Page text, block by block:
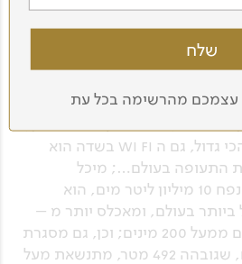
הבניין הגבוה בעולם הוא
הוא הגדול ביותר בעולם,
ולא רק שזה הטרמינל הכי גדול, גם ה wi fi בשדה הוא
התעופה בעולם…; מיכל
האקווריום של דובאי, בנפח 10 מיליון ליטר מים, הוא
ביותר בעולם, ומאכלס יותר מ –
33,000 בעלי חיים ימיים ממעל 200 מינים; וכן, גם מסגרת
התמונה הגדולה בעולם, שגובהה 492 מטר, מתנשאת מעל
עצמכם מהרשימה בכל עת